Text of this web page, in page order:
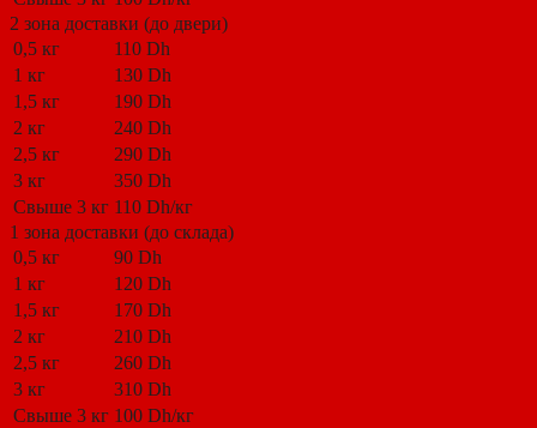
2 зона доставки (до двери)
0,5 кг
110 Dh
1 кг
130 Dh
1,5 кг
190 Dh
2 кг
240 Dh
2,5 кг
290 Dh
3 кг
350 Dh
Свыше 3 кг 110 Dh/кг
1 зона доставки (до склада)
0,5 кг
90 Dh
1 кг
120 Dh
1,5 кг
170 Dh
2 кг
210 Dh
2,5 кг
260 Dh
3 кг
310 Dh
Свыше 3 кг 100 Dh/кг